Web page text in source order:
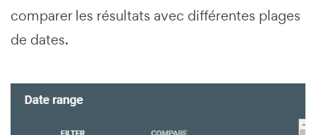
comparer les résultats avec différentes plages
de dates.